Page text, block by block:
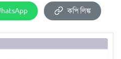
কপি লিঙ্ক